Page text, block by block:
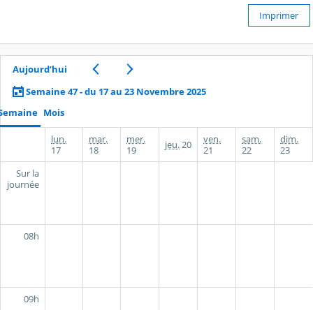
Imprimer
Aujourd’hui
Semaine 47 - du 17 au 23 Novembre 2025
Mois
lun.
17
mar.
18
mer.
19
jeu.20
ven.
21
sam.
22
dim.
23
Sur la
journée
08h
09h